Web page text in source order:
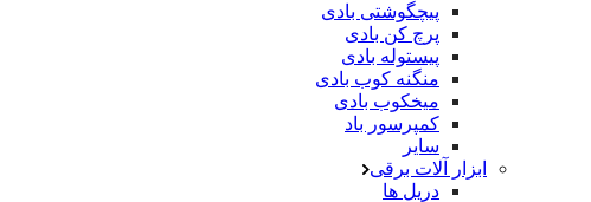
پیچگوشتی بادی
پرچ کن بادی
پیستوله بادی
منگنه کوب بادی
میخکوب بادی
کمپرسور باد
سایر
ابزار آلات برقی
دریل ها